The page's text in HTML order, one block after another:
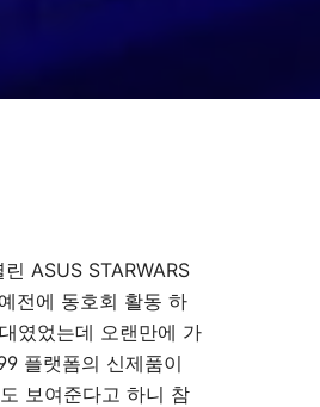
ASUS STARWARS
전에 동호회 활동 하
였었는데 오랜만에 가
플랫폼의 신제품이
보여준다고 하니 참